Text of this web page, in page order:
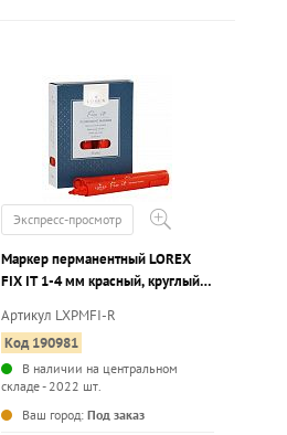
Экспресс-просмотр
Маркер перманентный LOREX
FIX IT 1-4 мм красный, круглый
Артикул LXPMFI-R
Код 190981
В наличии на центральном
складе - 2022 шт.
Ваш город: Под заказ